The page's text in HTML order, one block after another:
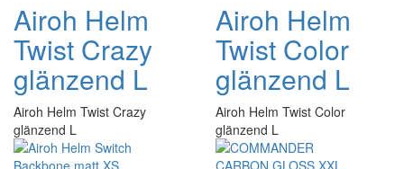
Airoh Helm
Twist Crazy
glänzend L
Airoh Helm Twist Crazy
glänzend L
Airoh Helm
Twist Color
glänzend L
Airoh Helm Twist Color
glänzend L